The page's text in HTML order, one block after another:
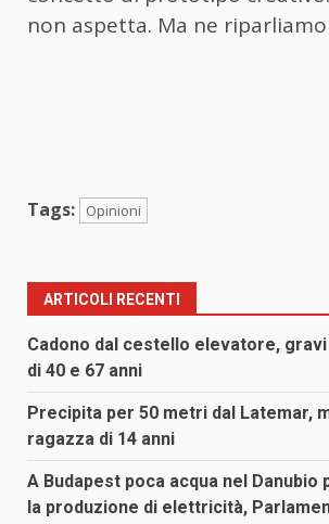
non aspetta. Ma ne
Tags: Opinioni
ARTICOLI RECENTI
Cadono dal cestello elevatore,
di 40 e 67 anni
Precipita per 50 metri dal Latemar,
ragazza di 14 anni
A Budapest poca acqua nel Danubio
la produzione di elettricità,